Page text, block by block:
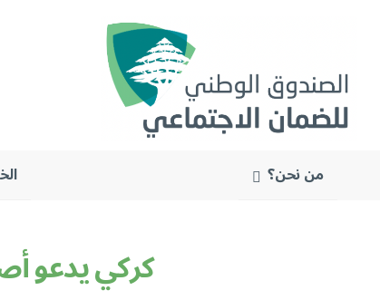
من نحن؟
كركي يدعو